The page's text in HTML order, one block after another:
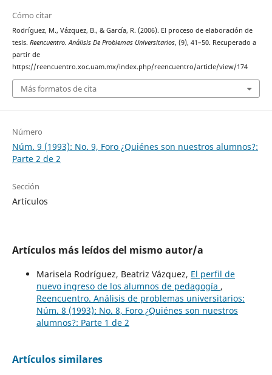
Cómo citar
Rodríguez, M., Vázquez, B., & García, R. (2006). El proceso de elaboración de
tesis. Reencuentro. Análisis De Problemas Universitarios, (9), 41–50. Recuperado a
partir de
https://reencuentro.xoc.uam.mx/index.php/reencuentro/article/view/174
Más formatos de cita
Número
Núm. 9 (1993): No. 9, Foro ¿Quiénes son nuestros alumnos?:
Parte 2 de 2
Sección
Artículos
Artículos más leídos del mismo autor/a
Marisela Rodríguez, Beatriz Vázquez, El perfil de
nuevo ingreso de los alumnos de pedagogía ,
Reencuentro. Análisis de problemas universitarios:
Núm. 8 (1993): No. 8, Foro ¿Quiénes son nuestros
alumnos?: Parte 1 de 2
Artículos similares